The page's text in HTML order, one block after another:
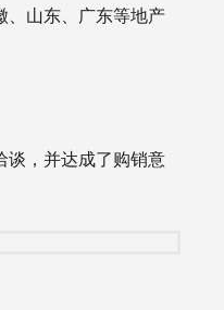
山东、广东等地产
，并达成了购销意